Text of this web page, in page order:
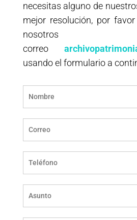
necesitas alguno de
mejor resolución, por
correo
usando el formulario a